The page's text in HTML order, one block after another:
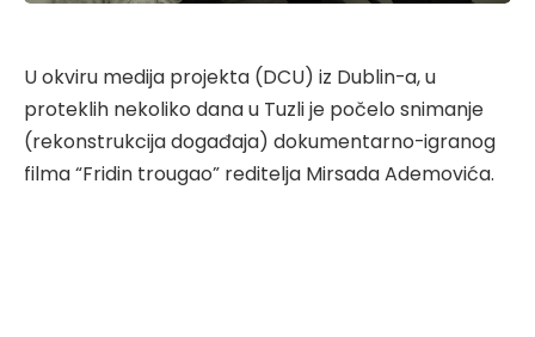
U okviru medija projekta (DCU) iz Dublin-a, u
proteklih nekoliko dana u Tuzli je počelo snimanje
(rekonstrukcija događaja) dokumentarno-igranog
filma “Fridin trougao” reditelja Mirsada Ademovića.